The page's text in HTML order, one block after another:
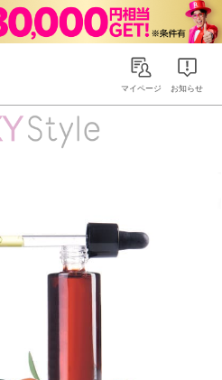
Rakuten RAXYマイページ お知らせ